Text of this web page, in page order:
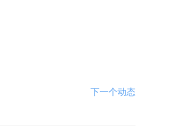
下一个动态